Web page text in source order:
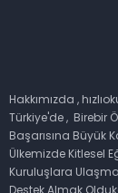
Hakkımızda ,
Türkiye'de , Birebir
Başarısına Büyük
Ülkemizde Kitlesel
Kuruluşlara